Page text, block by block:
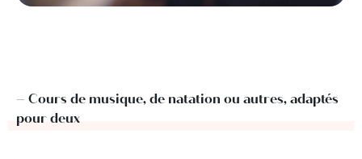
– Cours de musique, de natation ou autres, adaptés
pour deux